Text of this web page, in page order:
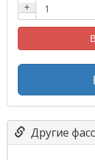
+
Другие